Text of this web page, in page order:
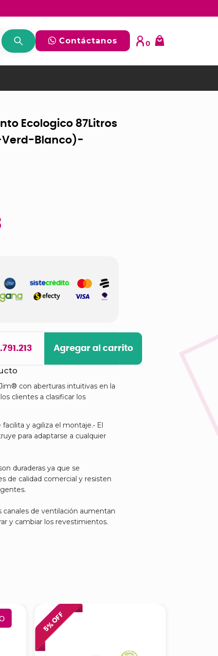
Contáctanos 0
Ecologico 87Litros
Verd-Blanco)-
Agregar al carrito
con aberturas intuitivas en la
clientes a clasificar los
y agiliza el montaje.• El
para adaptarse a cualquier
duraderas ya que se
de calidad comercial y resisten
canales de ventilación aumentan
y cambiar los revestimientos.
5
% OFF